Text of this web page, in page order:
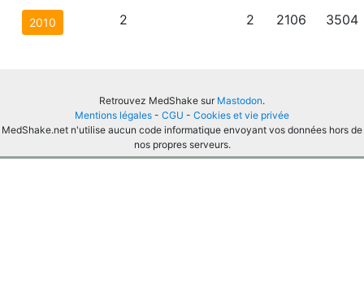
2010 2 2 2106 3504
Retrouvez MedShake sur Mastodon.
Mentions légales - CGU - Cookies et vie privée
MedShake.net n'utilise aucun code informatique envoyant vos données hors de
nos propres serveurs.